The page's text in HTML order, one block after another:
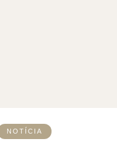
NOTÍCIA